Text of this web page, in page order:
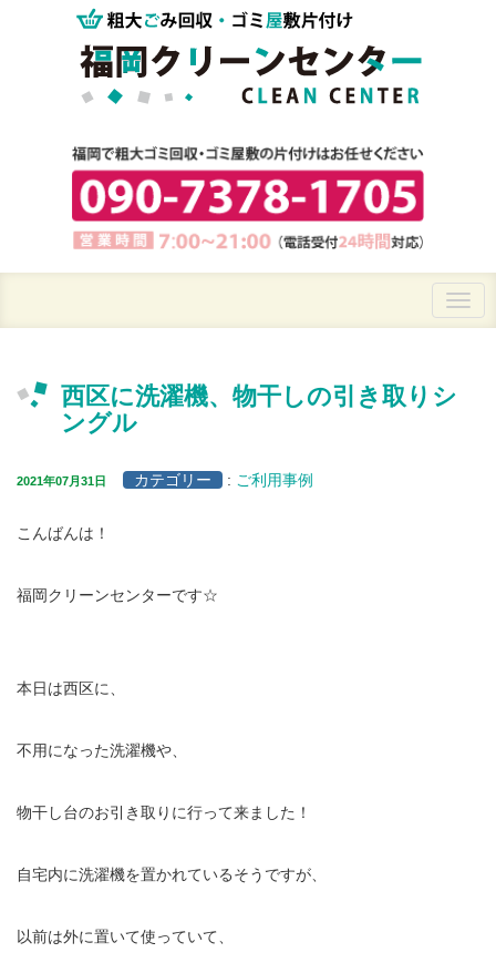
西区に洗濯機、物干しの引き取りシ
ングル
2021年07月31日 カテゴリー : ご利用事例
こんばんは！
福岡クリーンセンターです☆
本日は西区に、
不用になった洗濯機や、
物干し台のお引き取りに行って来ました！
自宅内に洗濯機を置かれているそうですが、
以前は外に置いて使っていて、